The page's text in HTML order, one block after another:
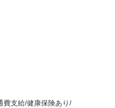
費支給/健康保険あり/